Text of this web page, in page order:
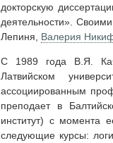
докторскую
деятельности».
Лепиня, Валерия
С 1989 года В.Я.
Латвийском
ассоциированным
преподает в
институт) с момента
следующие курсы: